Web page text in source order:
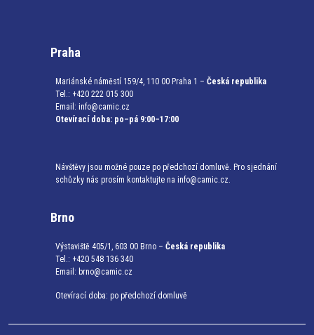
Praha
Mariánské náměstí 159/4, 110 00 Praha 1 – Česká republika
Tel.: +420 222 015 300
Email: info@camic.cz
Otevírací doba: po–pá 9:00–17:00
Návštěvy jsou možné pouze po předchozí domluvě. Pro sjednání
schůzky nás prosím kontaktujte na info@camic.cz.
Brno
Výstaviště 405/1, 603 00 Brno – Česká republika
Tel.: +420 548 136 340
Email: brno@camic.cz
Otevírací doba: po předchozí domluvě